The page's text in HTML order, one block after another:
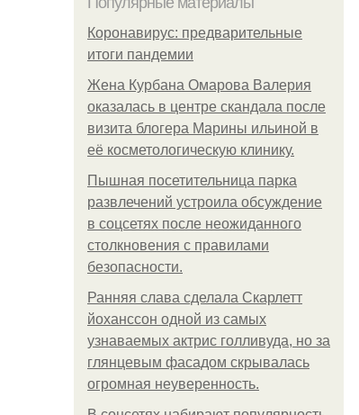
Коронавирус: предварительные
итоги пандемии
Жена Курбана Омарова Валерия
оказалась в центре скандала после
визита блогера Марины ильиной в
её косметологическую клинику.
Пышная посетительница парка
развлечений устроила обсуждение
в соцсетях после неожиданного
столкновения с правилами
безопасности.
Ранняя слава сделала Скарлетт
йоханссон одной из самых
узнаваемых актрис голливуда, но за
глянцевым фасадом скрывалась
огромная неуверенность.